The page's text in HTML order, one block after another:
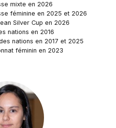
mixte en 2026
féminine en 2025 et 2026
Silver Cup en 2026
nations en 2016
nations en 2017 et 2025
féminin en 2023